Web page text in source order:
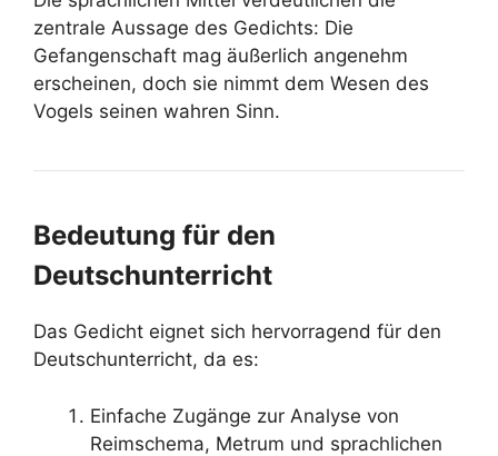
zentrale Aussage des Gedichts: Die
Gefangenschaft mag äußerlich angenehm
erscheinen, doch sie nimmt dem Wesen des
Vogels seinen wahren Sinn.
Bedeutung für den
Deutschunterricht
Das Gedicht eignet sich hervorragend für den
Deutschunterricht, da es:
Einfache Zugänge zur Analyse von
Reimschema, Metrum und sprachlichen